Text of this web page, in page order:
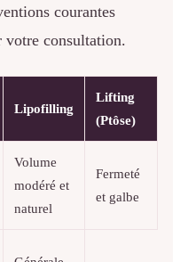
courantes
votre consultation.
Lipofilling
Lifting
(Ptôse)
Volume
modéré et
naturel
Fermeté
et galbe